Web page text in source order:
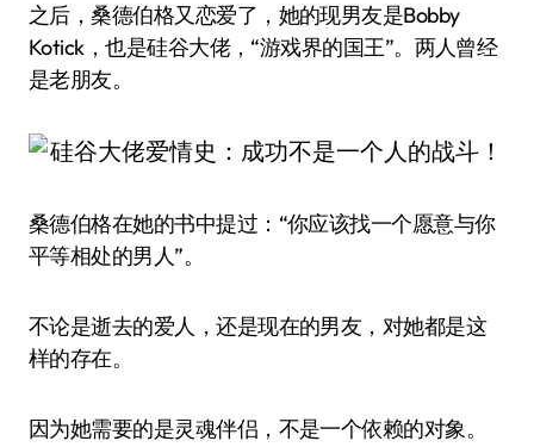
之后，桑德伯格又恋爱了，她的现男友是Bobby
Kotick，也是硅谷大佬，“游戏界的国王”。两人曾经
是老朋友。
桑德伯格在她的书中提过：“你应该找一个愿意与你
平等相处的男人”。
不论是逝去的爱人，还是现在的男友，对她都是这
样的存在。
因为她需要的是灵魂伴侣，不是一个依赖的对象。